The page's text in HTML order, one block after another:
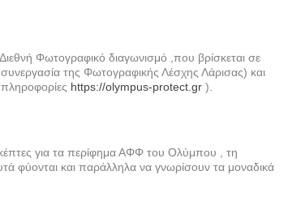
Φωτογραφικό διαγωνισμό ,που βρίσκεται σε
της Φωτογραφικής Λέσχης Λάρισας) και
https://olympus-protect.gr ).
για τα περίφημα ΑΦΦ του Ολύμπου , τη
φύονται και παράλληλα να γνωρίσουν τα μοναδικά